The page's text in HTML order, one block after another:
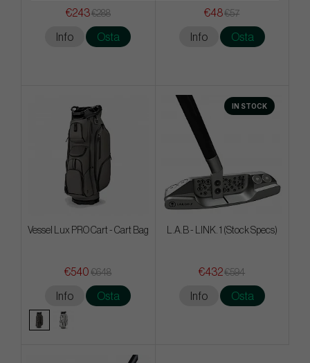
€243€288
Info Osta
€48€57
Info Osta
Vessel Lux PRO Cart - Cart Bag
€540 €648
Info Osta
IN STOCK
L.A.B - LINK. 1 (Stock Specs)
€432€594
Info Osta